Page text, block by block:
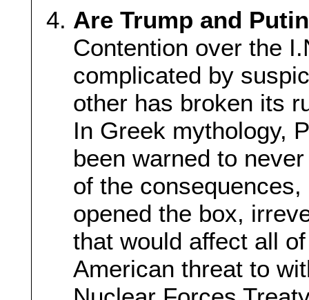
Are Trump and
Contention over the
complicated by
other has broken its
In Greek mythology,
been warned to
of the
opened the box,
that would affect all
American threat to